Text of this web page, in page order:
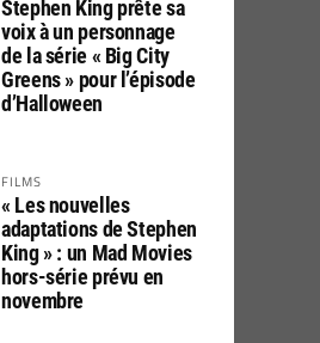
Stephen King prête sa
voix à un personnage
de la série « Big City
Greens » pour l’épisode
d’Halloween
FILMS
« Les nouvelles
adaptations de Stephen
King » : un Mad Movies
hors-série prévu en
novembre